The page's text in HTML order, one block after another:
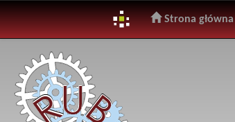
navigation
Strona główna